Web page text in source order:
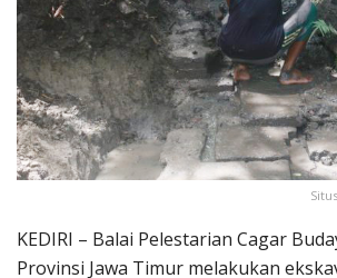
KEDIRI – Balai Pelestarian Cagar
Provinsi Jawa Timur melakukan